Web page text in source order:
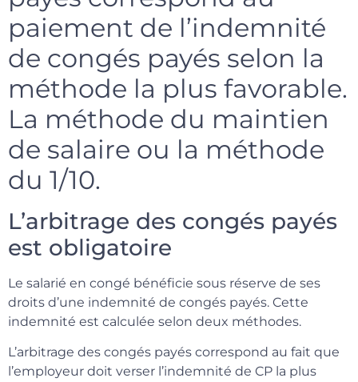
paiement de l’indemnité
de congés payés selon la
méthode la plus favorable.
La méthode du maintien
de salaire ou la méthode
du 1/10.
L’arbitrage des congés payés
est obligatoire
Le salarié en congé bénéficie sous réserve de ses
droits d’une indemnité de congés payés. Cette
indemnité est calculée selon deux méthodes.
L’arbitrage des congés payés correspond au fait que
l’employeur doit verser l’indemnité de CP la plus